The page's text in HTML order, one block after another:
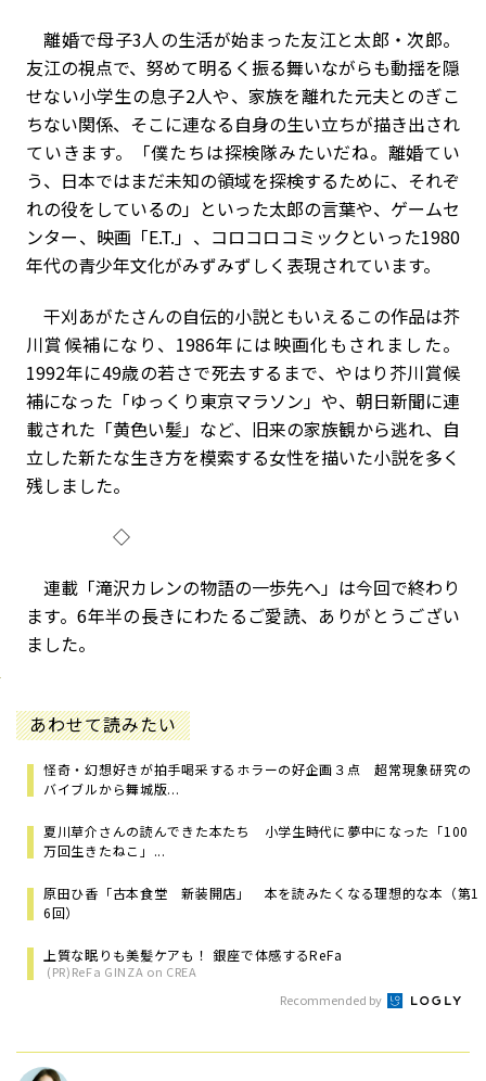
離婚で母子3人の生活が始まった友江と太郎・次郎。
友江の視点で、努めて明るく振る舞いながらも動揺を隠
せない小学生の息子2人や、家族を離れた元夫とのぎこ
ちない関係、そこに連なる自身の生い立ちが描き出され
ていきます。「僕たちは探検隊みたいだね。離婚てい
う、日本ではまだ未知の領域を探検するために、それぞ
れの役をしているの」といった太郎の言葉や、ゲームセ
ンター、映画「E.T.」、コロコロコミックといった1980
年代の青少年文化がみずみずしく表現されています。
干刈あがたさんの自伝的小説ともいえるこの作品は芥
川賞候補になり、1986年には映画化もされました。
1992年に49歳の若さで死去するまで、やはり芥川賞候
補になった「ゆっくり東京マラソン」や、朝日新聞に連
載された「黄色い髪」など、旧来の家族観から逃れ、自
立した新たな生き方を模索する女性を描いた小説を多く
残しました。
◇
連載「滝沢カレンの物語の一歩先へ」は今回で終わり
ます。6年半の長きにわたるご愛読、ありがとうござい
ました。
あわせて読みたい
怪奇・幻想好きが拍手喝采するホラーの好企画３点 超常現象研究の
バイブルから舞城版...
夏川草介さんの読んできた本たち 小学生時代に夢中になった「100
万回生きたねこ」...
原田ひ香「古本食堂 新装開店」 本を読みたくなる理想的な本（第1
6回）
上質な眠りも美髪ケアも！ 銀座で体感するReFa
(PR)ReFa GINZA on CREA
Recommended by